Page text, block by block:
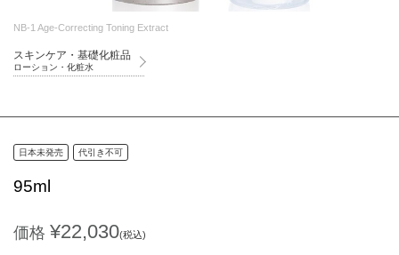
NB-1 Age-Correcting Toning Extract
スキンケア・基礎化粧品
ローション・化粧水
日本未発売 代引き不可
95ml
価格 ¥22,030(税込)